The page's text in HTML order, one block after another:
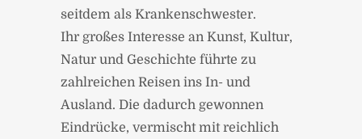
seitdem als Krankenschwester.
Ihr großes Interesse an Kunst, Kultur,
Natur und Geschichte führte zu
zahlreichen Reisen ins In- und
Ausland. Die dadurch gewonnen
Eindrücke, vermischt mit reichlich